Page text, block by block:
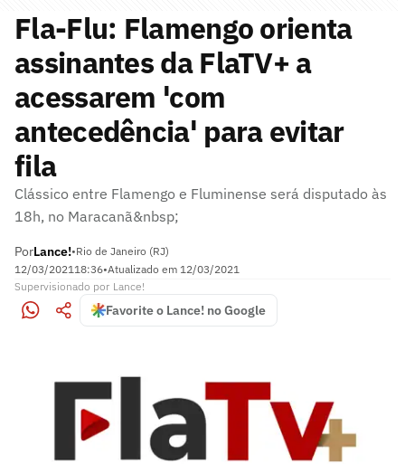
Fla-Flu: Flamengo orienta
assinantes da FlaTV+ a
acessarem 'com
antecedência' para evitar
fila
Clássico entre Flamengo e Fluminense será disputado às
18h, no Maracanã&nbsp;
PorLance!•Rio de Janeiro (RJ)
12/03/202118:36•Atualizado em 12/03/2021
Supervisionado por Lance!
Favorite o Lance! no Google